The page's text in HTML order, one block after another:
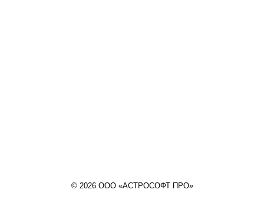
© 2026 ООО «АСТРОСОФТ ПРО»